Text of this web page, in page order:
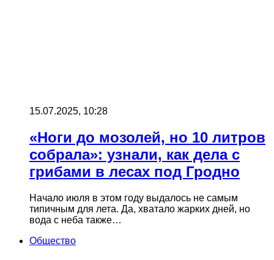
15.07.2025, 10:28
«Ноги до мозолей, но 10 литров
собрала»: узнали, как дела с
грибами в лесах под Гродно
Начало июля в этом году выдалось не самым
типичным для лета. Да, хватало жарких дней, но
вода с неба также…
Общество